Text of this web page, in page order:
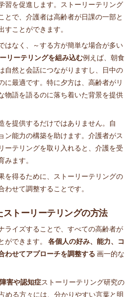
習を促進します。ストーリーテリング
とで、介護者は高齢者が日課の一部と
ことができます。
はなく、～する方が簡単な場合が多い
リーテリングを組み込む例えば、朝食
自然と会話につながりますし、日中の
に最適です。特に夕方は、高齢者がリ
物語を語るのに落ち着いた背景を提供
を提供するだけではありません。自
ン能力の構築を助けます。介護者がス
ーテリングを取り入れると、介護を受
ます。
を得るために、ストーリーテリングの
せて調整することです。
トーリーテリングの方法
ライズすることで、すべての高齢者が
ができます。 各個人の好み、能力、コ
わせてアプローチを調整する 画一的な
害や認知症ストーリーテリング研究の
める方々には、分かりやすい言葉と明